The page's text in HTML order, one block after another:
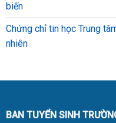
biến
Chứng chỉ tin học Trung
nhiên
BAN TUYỂN SINH